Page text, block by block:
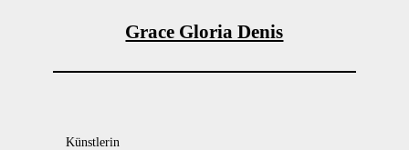
Grace Gloria Denis
Künstlerin